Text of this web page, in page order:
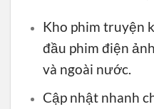
Kho phim truyện
đầu phim điện
và ngoài nước.
Cập nhật nhanh